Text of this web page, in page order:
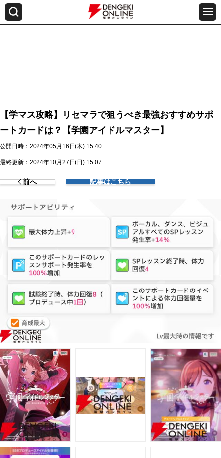
【学マス攻略】リセマラで狙うべき最強おすすめサポ
ートカードは？【学園アイドルマスター】
公開日時：2024年05月16日(木) 15:40
最終更新：2024年10月27日(日) 15:07
前へ 記事はこちら